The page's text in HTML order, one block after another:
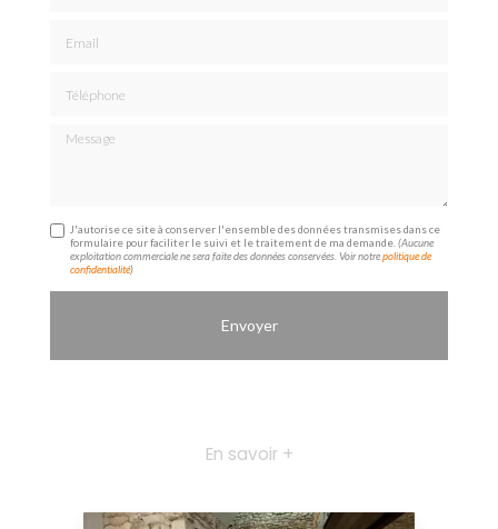
Message
J'autorise ce site à conserver l'ensemble des données transmises dans ce
formulaire pour faciliter le suivi et le traitement de ma demande.(Aucune
exploitation commerciale ne sera faite des données conservées. Voir notrepolitique de
confidentialité)
En savoir +